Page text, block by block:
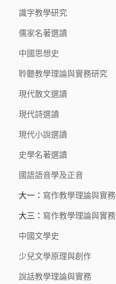
識字教學研究
儒家名著選讀
中國思想史
聆聽教學理論與實務研究
現代散文選讀
現代詩選讀
現代小說選讀
史學名著選讀
國語語音學及正音
大一： 寫作教學理論與實務
大三： 寫作教學理論與實務
中國文學史
少兒文學原理與創作
說話教學理論與實務